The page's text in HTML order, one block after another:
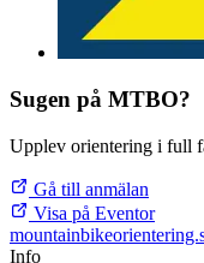
Sugen på MTBO?
Upplev orientering i full
Gå till anmälan
Visa på Eventor
mountainbike
Info